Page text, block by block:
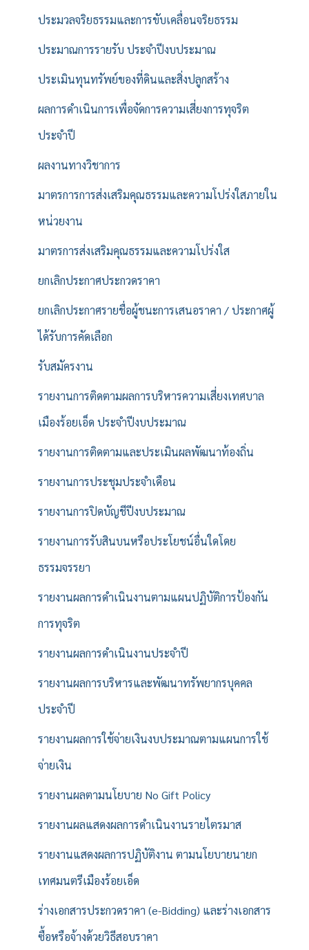
ประมวลจริยธรรมและการขับเคลื่อนจริยธรรม
ประมาณการรายรับ ประจำปีงบประมาณ
ประเมินทุนทรัพย์ของที่ดินและสิ่งปลูกสร้าง
ผลการดำเนินการเพื่อจัดการความเสี่ยงการทุจริต
ประจำปี
ผลงานทางวิชาการ
มาตรการการส่งเสริมคุณธรรมและความโปร่งใสภายใน
หน่วยงาน
มาตรการส่งเสริมคุณธรรมและความโปร่งใส
ยกเลิกประกาศประกวดราคา
ยกเลิกประกาศรายชื่อผู้ชนะการเสนอราคา / ประกาศผู้
ได้รับการคัดเลือก
รับสมัครงาน
รายงานการติดตามผลการบริหารความเสี่ยงเทศบาล
เมืองร้อยเอ็ด ประจำปีงบประมาณ
รายงานการติดตามและประเมินผลพัฒนาท้องถิ่น
รายงานการประชุมประจำเดือน
รายงานการปิดบัญชีปีงบประมาณ
รายงานการรับสินบนหรือประโยชน์อื่นใดโดย
ธรรมจรรยา
รายงานผลการดำเนินงานตามแผนปฏิบัติการป้องกัน
การทุจริต
รายงานผลการดำเนินงานประจำปี
รายงานผลการบริหารและพัฒนาทรัพยากรบุคคล
ประจำปี
รายงานผลการใช้จ่ายเงินงบประมาณตามแผนการใช้
จ่ายเงิน
รายงานผลตามนโยบาย No Gift Policy
รายงานผลแสดงผลการดำเนินงานรายไตรมาส
รายงานแสดงผลการปฏิบัติงาน ตามนโยบายนายก
เทศมนตรีเมืองร้อยเอ็ด
ร่างเอกสารประกวดราคา (e-Bidding) และร่างเอกสาร
ซื้อหรือจ้างด้วยวิธีสอบราคา